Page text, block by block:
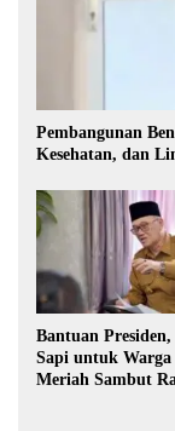
Pembangunan
Kesehatan, dan
Bantuan
Sapi untuk Warga
Meriah Sambut